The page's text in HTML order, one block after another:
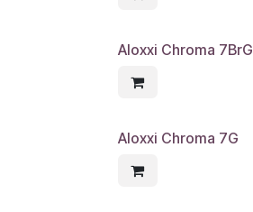
Aloxxi Chroma 7BrG
Aloxxi Chroma 7G